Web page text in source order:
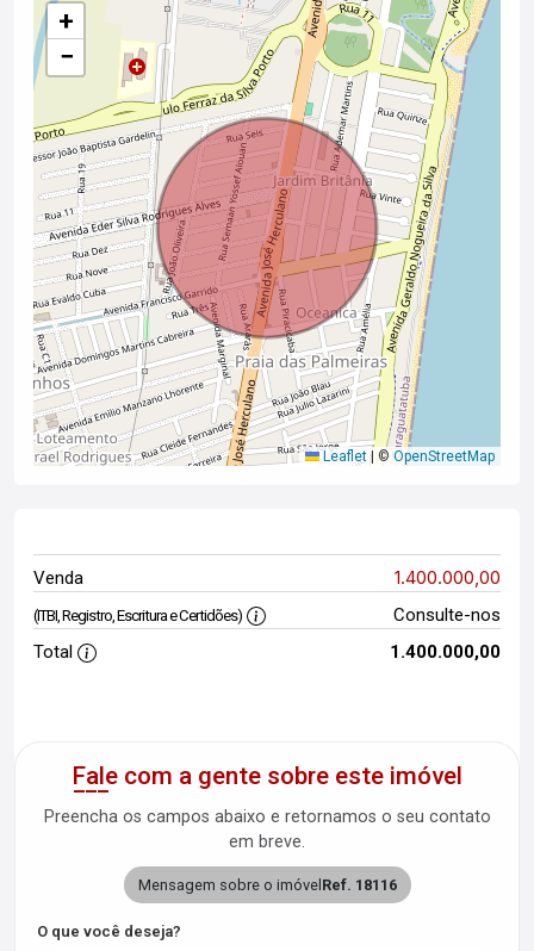
+
−
Leaflet | ©OpenStreetMap
Venda 1.400.000,00
(ITBI, Registro, Escritura e Certidões)
Consulte-nos
Total
1.400.000,00
Fale com a gente sobre este imóvel
Preencha os campos abaixo e retornamos o seu contato
em breve.
Mensagem sobre o imóvelRef. 18116
O que você deseja?